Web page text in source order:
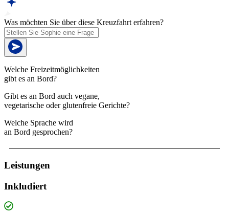
Was möchten Sie über diese Kreuzfahrt erfahren?
Welche Freizeitmöglichkeiten
gibt es an Bord?
Gibt es an Bord auch vegane,
vegetarische oder glutenfreie Gerichte?
Welche Sprache wird
an Bord gesprochen?
Leistungen
Inkludiert